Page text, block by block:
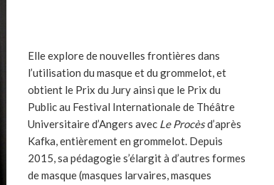
Elle explore de nouvelles frontières dans
l’utilisation du masque et du grommelot, et
obtient le Prix du Jury ainsi que le Prix du
Public au Festival Internationale de Théâtre
Universitaire d’Angers avec Le Procèsd’après
Kafka, entièrement en grommelot. Depuis
2015, sa pédagogie s’élargit à d’autres formes
de masque (masques larvaires, masques